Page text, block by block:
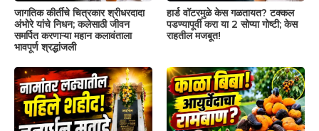
जागतिक कीर्तीचे चित्रकार श्रीधरदादा
अंभोरे यांचे निधन; कलेसाठी जीवन
समर्पित करणाऱ्या महान कलावंताला
भावपूर्ण श्रद्धांजली
हार्ड वॉटरमुळे केस गळतायत? टक्कल
पडण्यापूर्वी करा या 2 सोप्या गोष्टी; केस
राहतील मजबूत!